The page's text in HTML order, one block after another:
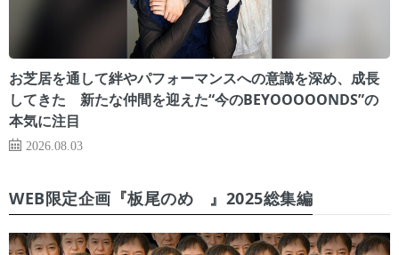
お芝居を通して絆やパフォーマンスへの意識を深め、成長
してきた 新たな仲間を迎えた“今のBEYOOOOONDS”の
本気に注目
2026.08.03
WEB限定企画『板尾のめ゙』2025総集編